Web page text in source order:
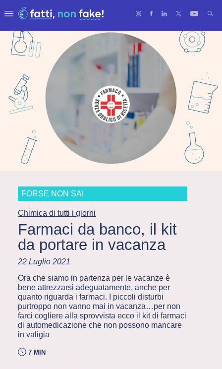
FORSE NON SAI
Chimica di tutti i giorni
Farmaci da banco, il kit
da portare in vacanza
22 Luglio 2021
Ora che siamo in partenza per le vacanze è
bene attrezzarsi adeguatamente, anche per
quanto riguarda i farmaci. I piccoli disturbi
purtroppo non vanno mai in vacanza…per non
farci cogliere alla sprovvista ecco il kit di farmaci
di automedicazione che non possono mancare
in valigia
7 MIN